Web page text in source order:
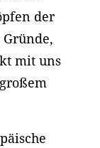
der
mit uns